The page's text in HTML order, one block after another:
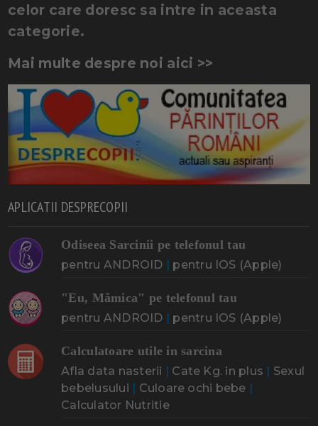
celor care doresc sa intre in aceasta
categorie.
Mai multe despre noi aici >>
APLICATII DESPRECOPII
Odiseea Sarcinii pe telefonul tau
pentru ANDROID | pentru IOS (Apple)
"Eu, Mămica" pe telefonul tau
pentru ANDROID | pentru IOS (Apple)
Calculatoare utile in sarcina
Afla data nasterii | Cate Kg. in plus | Sexul
bebelusului | Culoare ochi bebe |
Calculator Nutritie